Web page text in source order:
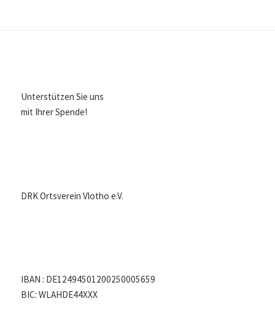
Unterstützen Sie uns
mit Ihrer Spende!
DRK Ortsverein Vlotho e.V.
IBAN : DE12494501200250005659
BIC: WLAHDE44XXX